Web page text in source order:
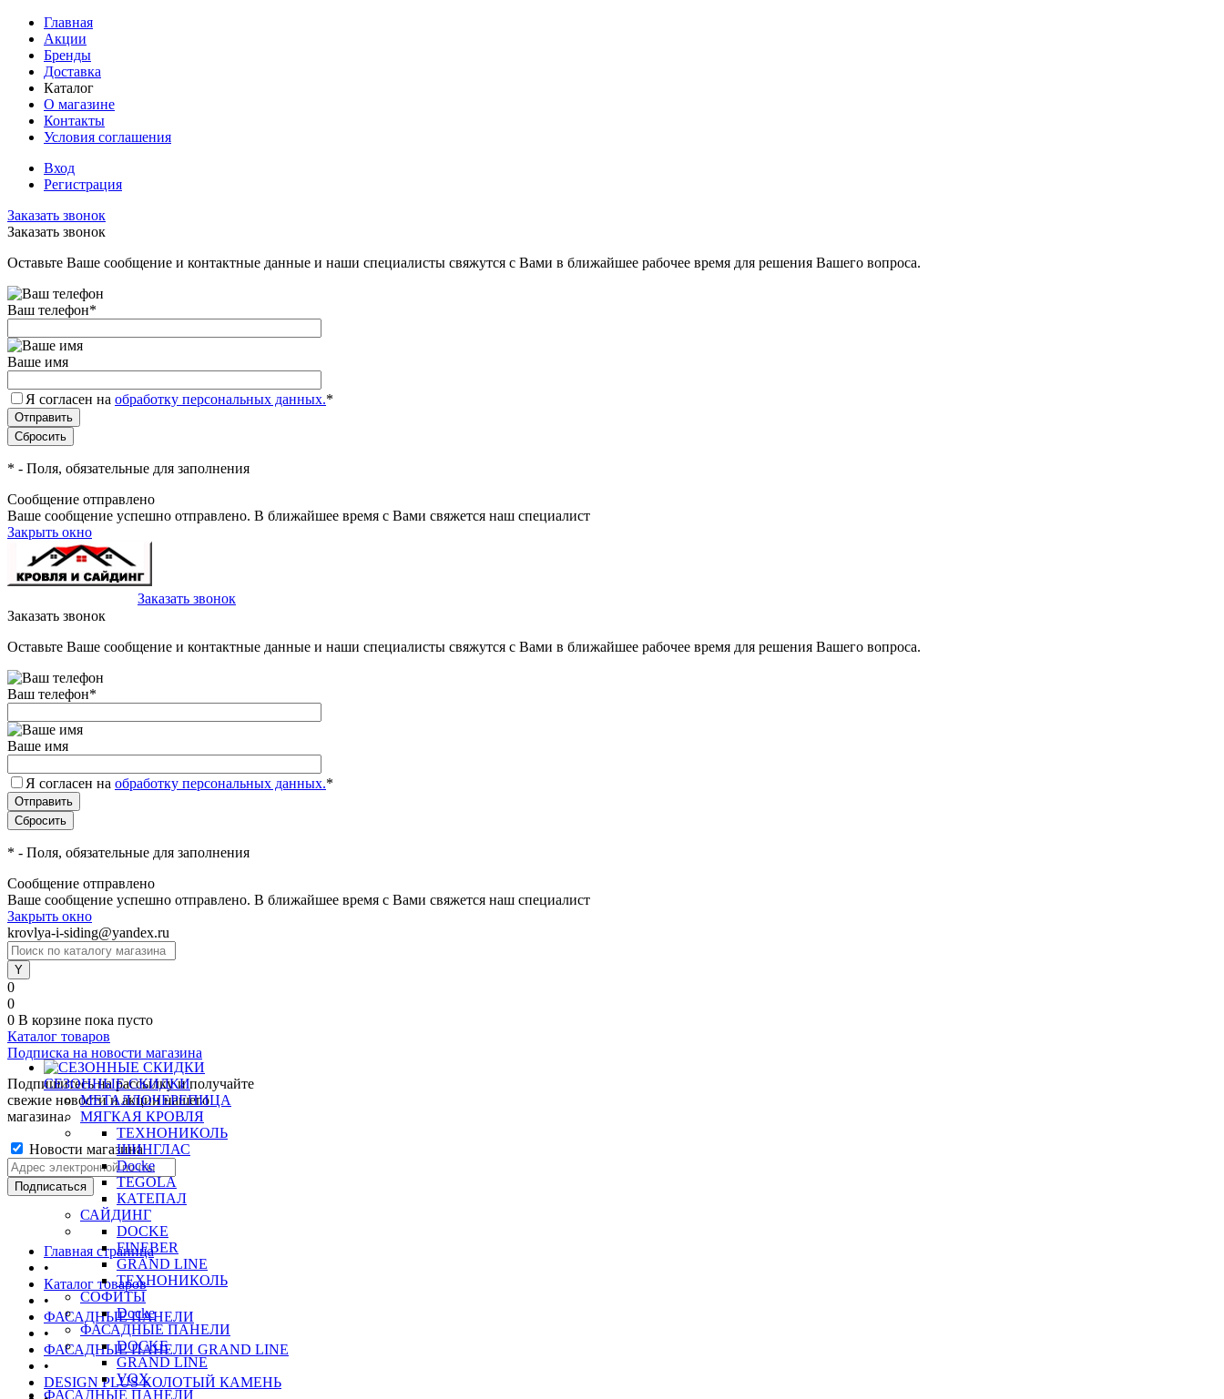
Главная
Акции
Бренды
Доставка
Каталог
О магазине
Контакты
Условия соглашения
Вход
Регистрация
Заказать звонок
Заказать звонок
Оставьте Ваше сообщение и контактные данные и наши специалисты свяжутся с Вами в ближайшее рабочее время для решения Вашего вопроса.
Ваш телефон*
Ваше имя
Я согласен на обработку персональных данных.*
* - Поля, обязательные для заполнения
Сообщение отправлено
Ваше сообщение успешно отправлено. В ближайшее время с Вами свяжется наш специалист
Закрыть окно
Заказать звонок
Заказать звонок
Оставьте Ваше сообщение и контактные данные и наши специалисты свяжутся с Вами в ближайшее рабочее время для решения Вашего вопроса.
Ваш телефон*
Ваше имя
Я согласен на обработку персональных данных.*
* - Поля, обязательные для заполнения
Сообщение отправлено
Ваше сообщение успешно отправлено. В ближайшее время с Вами свяжется наш специалист
Закрыть окно
krovlya-i-siding@yandex.ru
0
0
0 В корзине пока пусто
Каталог товаров
СЕЗОННЫЕ СКИДКИ
МЕТАЛЛОЧЕРЕПИЦА
МЯГКАЯ КРОВЛЯ
ТЕХНОНИКОЛЬ
ШИНГЛАС
Docke
TEGOLA
КАТЕПАЛ
САЙДИНГ
DOCKE
FINEBER
GRAND LINE
ТЕХНОНИКОЛЬ
СОФИТЫ
Docke
ФАСАДНЫЕ ПАНЕЛИ
DOCKE
GRAND LINE
VOX
ФАСАДНЫЕ ПАНЕЛИ
Подписка на новости магазина
Подпишитесь на рассылку и получайте
свежие новости и акции нашего
магазина.
Новости магазина
Главная страница
•
Каталог товаров
•
ФАСАДНЫЕ ПАНЕЛИ
•
ФАСАДНЫЕ ПАНЕЛИ GRAND LINE
•
DESIGN PLUS КОЛОТЫЙ КАМЕНЬ